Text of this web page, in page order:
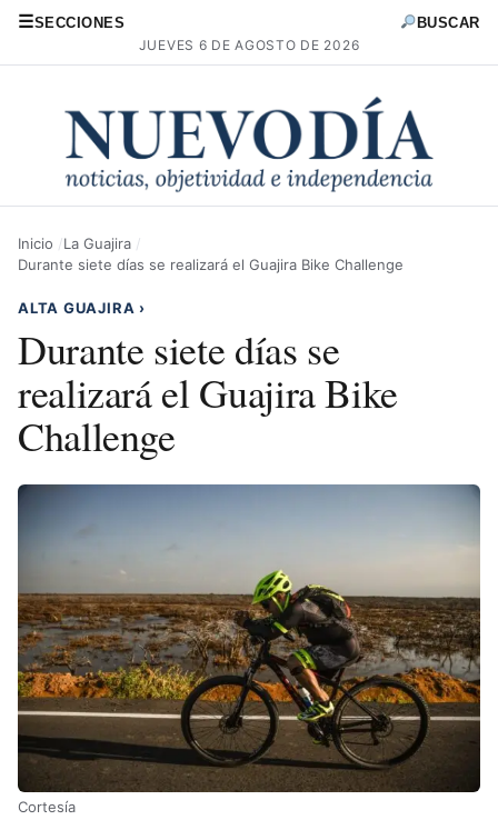
☰SECCIONES
JUEVES 6 DE AGOSTO DE 2026
BUSCAR
Inicio
La Guajira
Durante siete días se realizará el Guajira Bike Challenge
ALTA GUAJIRA ›
Durante siete días se
realizará el Guajira Bike
Challenge
Cortesía